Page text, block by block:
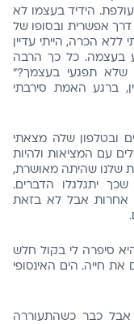
הידיד בעצמו לא
דרך אפשרית ובסופו של
הכרה, הייתי עדיין
בעצמה. כל כך הרבה
תפגעי בעצמך?"
ברגע האמת סירבתי
ובטלפון שלה מצאתי
עם המציאות ולהיות
שלנו שהיתה מאושרת,
יתגלגלו הדברים.
אחרות אבל לא בזאת
סיפרה לי בקול חלש
את חייה. הים האינסופי
אבל כבר כשהתעוררה